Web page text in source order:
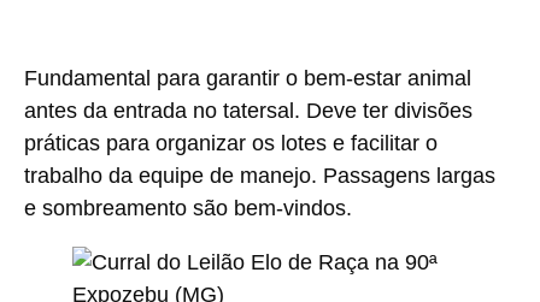
Fundamental para garantir o bem-estar animal
antes da entrada no tatersal. Deve ter divisões
práticas para organizar os lotes e facilitar o
trabalho da equipe de manejo. Passagens largas
e sombreamento são bem-vindos.